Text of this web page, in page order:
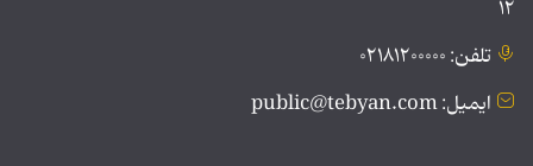
۱۲
تلفن: ۰۲۱۸۱۲۰۰۰۰۰
ایمیل: public@tebyan.com